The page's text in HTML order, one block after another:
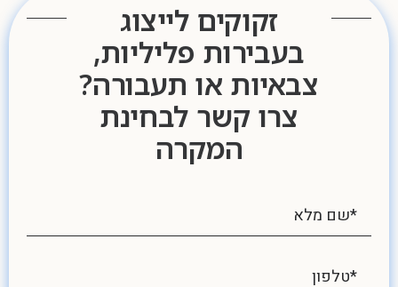
זקוקים לייצוג
בעבירות פליליות,
צבאיות או תעבורה?
צרו קשר לבחינת
המקרה